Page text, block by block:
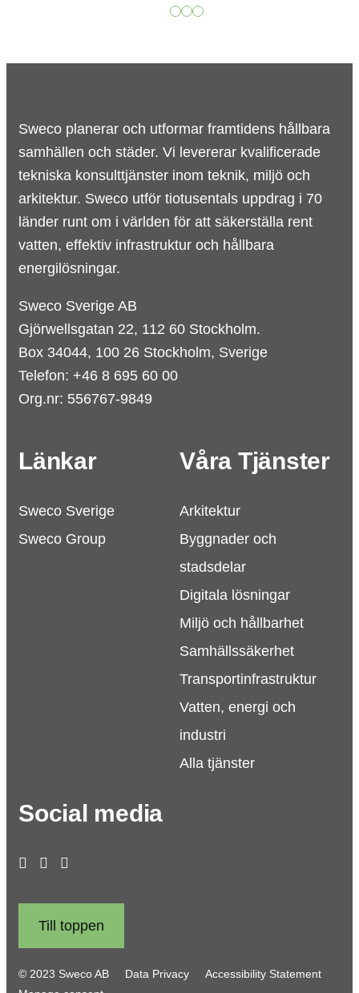
Sweco planerar och utformar framtidens hållbara
samhällen och städer. Vi levererar kvalificerade
tekniska konsulttjänster inom teknik, miljö och
arkitektur. Sweco utför tiotusentals uppdrag i 70
länder runt om i världen för att säkerställa rent
vatten, effektiv infrastruktur och hållbara
energilösningar.
Sweco Sverige AB
Gjörwellsgatan 22, 112 60 Stockholm.
Box 34044, 100 26 Stockholm, Sverige
Telefon: +46 8 695 60 00
Org.nr: 556767-9849
Länkar
Sweco Sverige
Sweco Group
Våra Tjänster
Arkitektur
Byggnader och
stadsdelar
Digitala lösningar
Miljö och hållbarhet
Samhällssäkerhet
Transportinfrastruktur
Vatten, energi och
industri
Alla tjänster
Social media
Till toppen
© 2023 Sweco AB Data Privacy
Accessibility Statement